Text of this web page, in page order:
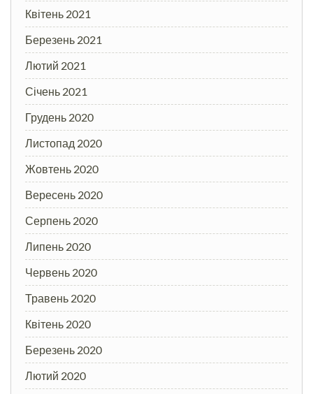
Квітень 2021
Березень 2021
Лютий 2021
Січень 2021
Грудень 2020
Листопад 2020
Жовтень 2020
Вересень 2020
Серпень 2020
Липень 2020
Червень 2020
Травень 2020
Квітень 2020
Березень 2020
Лютий 2020